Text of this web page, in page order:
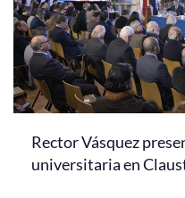
Rector Vásquez
universitaria en